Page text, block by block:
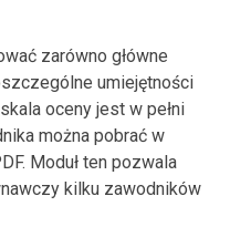
zarówno główne
umiejętności
oceny jest w pełni
można pobrać w
Moduł ten pozwala
kilku zawodników